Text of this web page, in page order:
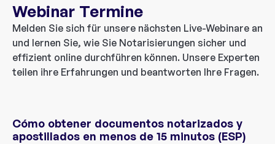
Webinar Termine
Melden Sie sich für unsere nächsten Live-Webinare an
und lernen Sie, wie Sie Notarisierungen sicher und
effizient online durchführen können. Unsere Experten
teilen ihre Erfahrungen und beantworten Ihre Fragen.
Cómo obtener documentos notarizados y
apostillados en menos de 15 minutos (ESP)